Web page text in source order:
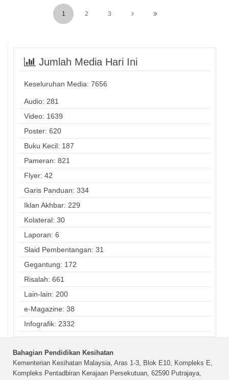
1 2 3
Jumlah Media Hari Ini
Keseluruhan Media: 7656
Audio: 281
Video: 1639
Poster: 620
Buku Kecil: 187
Pameran: 821
Flyer: 42
Garis Panduan: 334
Iklan Akhbar: 229
Kolateral: 30
Laporan: 6
Slaid Pembentangan: 31
Gegantung: 172
Risalah: 661
Lain-lain: 200
e-Magazine: 38
Infografik: 2332
Bahagian Pendidikan Kesihatan
Kementerian Kesihatan Malaysia, Aras 1-3, Blok E10, Kompleks E,
Kompleks Pentadbiran Kerajaan Persekutuan, 62590 Putrajaya,